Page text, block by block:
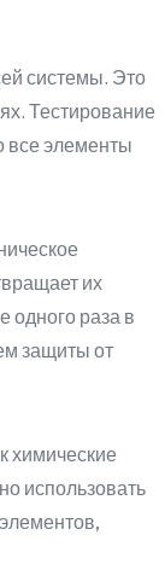
системы. Это
Тестирование
все элементы
их
одного раза в
защиты от
химические
использовать